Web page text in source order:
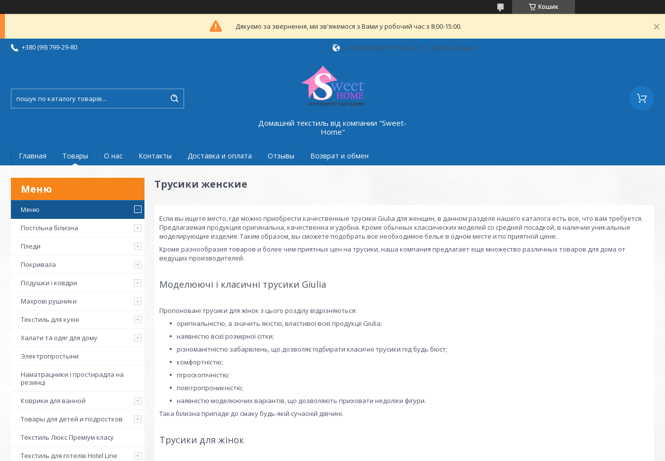
Кошик
Дякуємо за звернення, ми зв'яжемося з Вами у робочий час з 8:00-15:00.
+380 (99) 799-29-80 ул.Героев Труда 15, офис 135., Харків, Україна
Домашній текстиль від компании "Sweet-
Home"
Главная Товары О нас Контакты Доставка и оплата Отзывы Возврат и обмен
Меню
Постільна білизна
Пледи
Покривала
Подушки і ковдри
Махрові рушники
Текстиль для кухні
Халати та одяг для дому
Электропростыни
Наматрацники і простирадла на
резинці
Коврики для ванной
Товары для детей и подростков
Текстиль Люкс Преміум класу
Текстиль для готелів Hotel Line
Трусики женские
Если вы ищете место, где можно приобрести качественные трусики Giulia для женщин, в данном разделе нашего каталога есть все, что вам требуется.
Предлагаемая продукция оригинальна, качественна и удобна. Кроме обычных классических моделей со средней посадкой, в наличии уникальные
моделирующие изделия. Таким образом, вы сможете подобрать все необходимое белье в одном месте и по приятной цене.
Кроме разнообразия товаров и более чем приятных цен на трусики, наша компания предлагает еще множество различных товаров для дома от
ведущих производителей.
Моделюючі і класичні трусики Giulia
Пропоновані трусики для жінок з цього розділу відрізняються:
оригінальністю, а значить якістю, властивої всієї продукції Giulia;
наявністю всієї розмірної сітки;
різноманітністю забарвлень, що дозволяє підбирати класичні трусики під будь бюст;
комфортністю;
гігроскопічністю;
повітропроникністю;
наявністю моделюючих варіантів, що дозволяють приховати недоліки фігури.
Така білизна припаде до смаку будь-якій сучасній дівчині.
Трусики для жінок